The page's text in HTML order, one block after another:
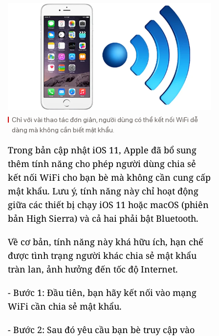
Chỉ với vài thao tác đơn giản, người dùng có thể kết nối WiFi dễ
dàng mà không cần biết mật khẩu.
Trong bản cập nhật iOS 11, Apple đã bổ sung
thêm tính năng cho phép người dùng chia sẻ
kết nối WiFi cho bạn bè mà không cần cung cấp
mật khẩu. Lưu ý, tính năng này chỉ hoạt động
giữa các thiết bị chạy iOS 11 hoặc macOS (phiên
bản High Sierra) và cả hai phải bật Bluetooth.
Về cơ bản, tính năng này khá hữu ích, hạn chế
được tình trạng người khác chia sẻ mật khẩu
tràn lan, ảnh hưởng đến tốc độ Internet.
- Bước 1: Đầu tiên, bạn hãy kết nối vào mạng
WiFi cần chia sẻ mật khẩu.
- Bước 2: Sau đó yêu cầu bạn bè truy cập vào